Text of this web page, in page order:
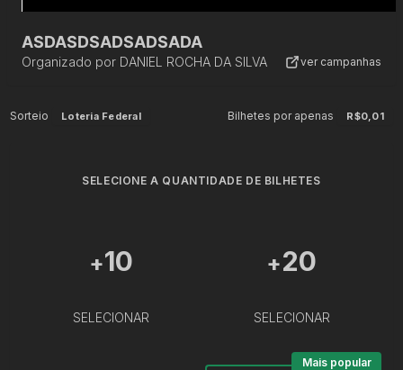
ASDASDSADSADSADA
Organizado por DANIEL ROCHA DA SILVA ver campanhas
Sorteio Loteria Federal Bilhetes por apenas R$0,01
SELECIONE A QUANTIDADE DE BILHETES
+10
SELECIONAR
+20
SELECIONAR
Mais popular